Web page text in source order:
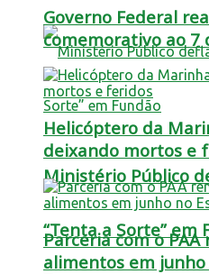
Ministério Público
“Tenta a Sorte” em
Governo Federal
comemorativo ao 7
Helicóptero da
deixando mortos e
Parceria com o
alimentos em